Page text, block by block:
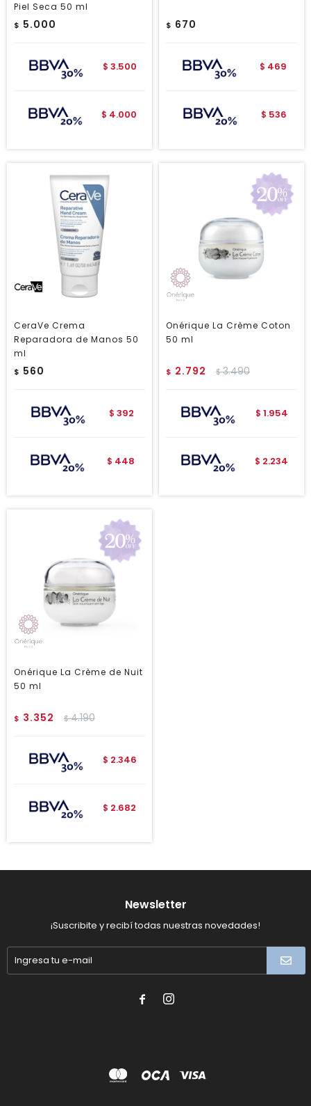
Piel Seca 50 ml
$ 5.000
$ 3.500
$ 4.000
$ 670
$ 469
$ 536
CeraVe Crema
Reparadora de Manos 50
ml
$ 560
$ 392
$ 448
Onérique La Crème Coton
50 ml
$ 2.792 $3.490
$ 1.954
$ 2.234
Onérique La Crème de Nuit
50 ml
$ 3.352 $4.190
$ 2.346
$ 2.682
Newsletter
¡Suscribite y recibí todas nuestras novedades!
 